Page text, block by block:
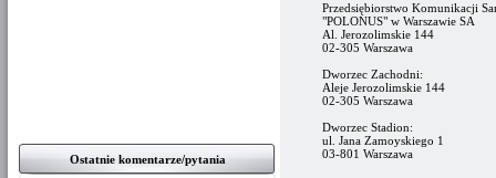
Ostatnie komentarze/pytania
Przedsiębiorstwo Komunikacji
"POLONUS" w Warszawie SA
Al. Jerozolimskie 144
02-305 Warszawa
Dworzec Zachodni:
Aleje Jerozolimskie 144
02-305 Warszawa
Dworzec Stadion:
ul. Jana Zamoyskiego 1
03-801 Warszawa